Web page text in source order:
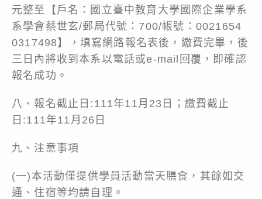
元整至【戶名：國立臺中教育大學國際企業學系
系學會蔡世玄/郵局代號：700/帳號：0021654
0317498】，填寫網路報名表後，繳費完畢，後
三日內將收到本系以電話或e-mail回覆，即確認
報名成功。
八、報名截止日:111年11月23日；繳費截止
日:111年11月26日
九、注意事項
(一)本活動僅提供學員活動當天膳食，其餘如交
通、住宿等均請自理。